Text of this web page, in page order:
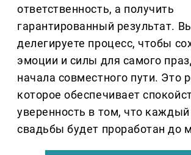
ответственность, а получить
гарантированный результат.
делегируете процесс, чтобы
эмоции и силы для самого
начала совместного пути. Это
которое обеспечивает
уверенность в том, что
свадьбы будет проработан до